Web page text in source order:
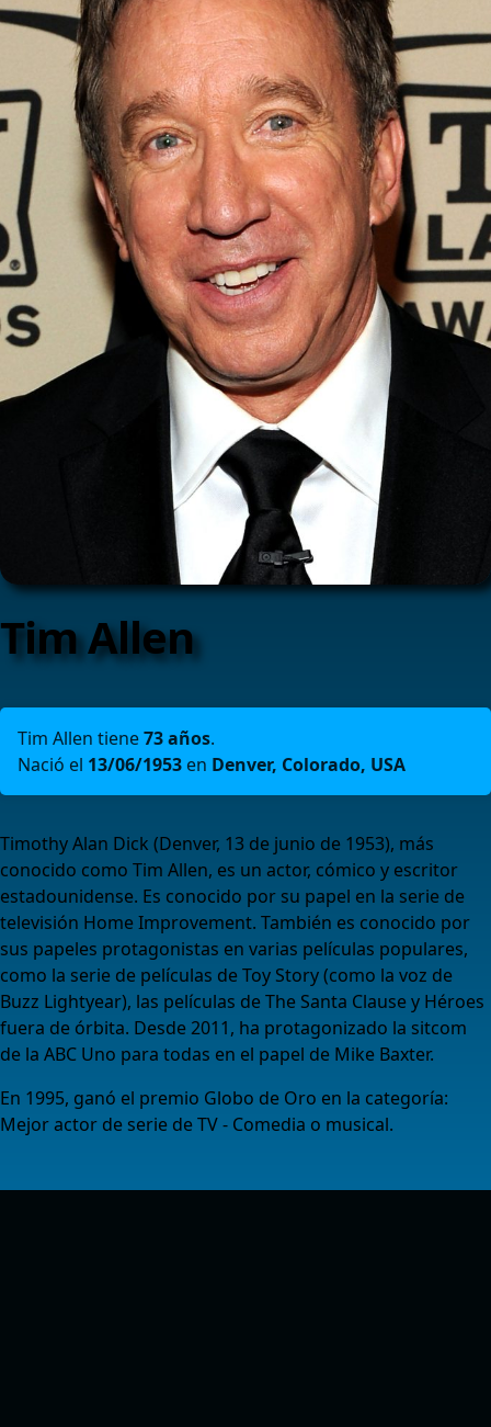
Tim Allen
Tim Allen tiene73 años.
Nació el 13/06/1953 en Denver, Colorado, USA
Timothy Alan Dick (Denver, 13 de junio de 1953), más
conocido como Tim Allen, es un actor, cómico y escritor
estadounidense. Es conocido por su papel en la serie de
televisión Home Improvement. También es conocido por
sus papeles protagonistas en varias películas populares,
como la serie de películas de Toy Story (como la voz de
Buzz Lightyear), las películas de The Santa Clause y Héroes
fuera de órbita. Desde 2011, ha protagonizado la sitcom
de la ABC Uno para todas en el papel de Mike Baxter.
En 1995, ganó el premio Globo de Oro en la categoría:
Mejor actor de serie de TV - Comedia o musical.